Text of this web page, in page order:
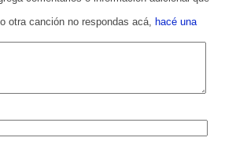
otra canción no respondas acá, hacé una